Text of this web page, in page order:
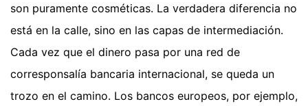
son puramente cosméticas. La verdadera diferencia no
está en la calle, sino en las capas de intermediación.
Cada vez que el dinero pasa por una red de
corresponsalía bancaria internacional, se queda un
trozo en el camino. Los bancos europeos, por ejemplo,